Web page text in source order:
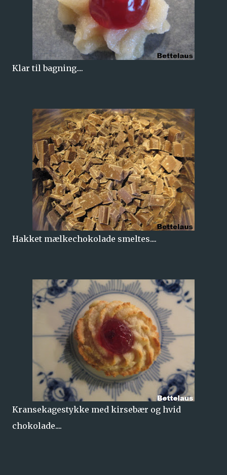
Klar til bagning....
Hakket mælkechokolade smeltes....
Kransekagestykke med kirsebær og hvid
chokolade....